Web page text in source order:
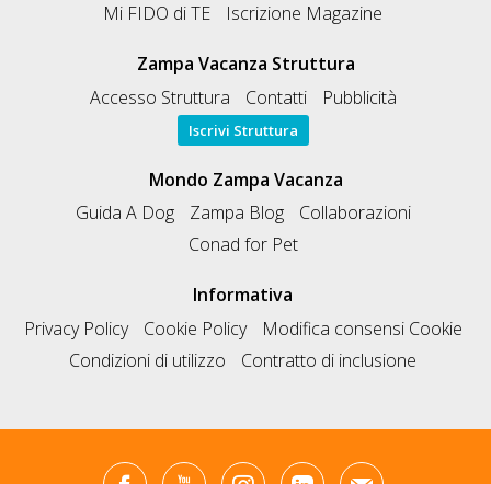
Mi FIDO di TE
Iscrizione Magazine
Zampa Vacanza Struttura
Accesso Struttura
Contatti Pubblicità
Iscrivi Struttura
Mondo Zampa Vacanza
Guida A Dog
Zampa Blog
Collaborazioni
Conad for Pet
Informativa
Privacy Policy
Cookie Policy
Modifica consensi Cookie
Condizioni di utilizzo
Contratto di inclusione